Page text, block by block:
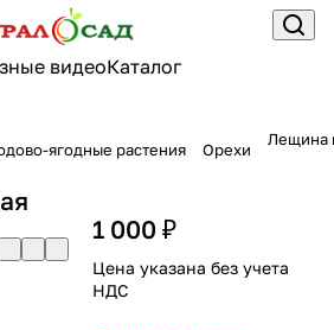
видеоКаталог
ягодные растения Орехи
Лещина
1 000 ₽
Цена указана без учета
НДС